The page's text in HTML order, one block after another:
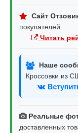
Сайт
покупателей.
Читать
Наше
Кроссовки из
Реальные
доставленных